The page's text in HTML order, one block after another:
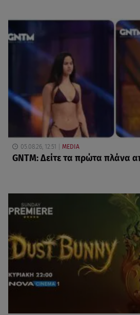
05.08.26, 12:51 MEDIA
GNTM: Δείτε τα πρώτα πλάνα